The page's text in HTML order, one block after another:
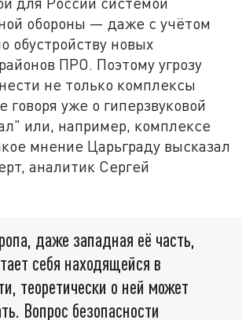
обороны — даже с учётом
обустройству новых
ПРО. Поэтому угрозу
не только комплексы
говоря уже о гиперзвуковой
или, например, комплексе
мнение Царьграду высказал
аналитик Сергей
даже западная её часть,
себя находящейся в
теоретически о ней может
Вопрос безопасности